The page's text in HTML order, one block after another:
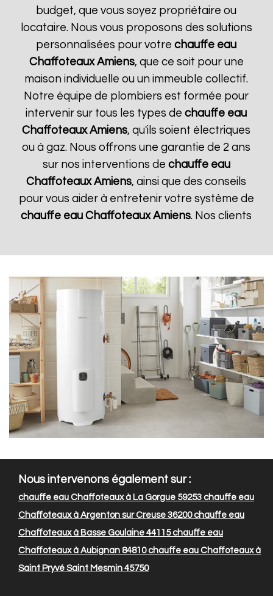
budget, que vous soyez propriétaire ou
locataire. Nous vous proposons des solutions
personnalisées pour votrechauffe eau
Chaffoteaux Amiens, que ce soit pour une
maison individuelle ou un immeuble collectif.
Notre équipe de plombiers est formée pour
intervenir sur tous les types dechauffe eau
Chaffoteaux Amiens, qu'ils soient électriques
ou à gaz. Nous offrons une garantie de 2 ans
sur nos interventions de chauffe eau
Chaffoteaux Amiens, ainsi que des conseils
pour vous aider à entretenir votre système de
chauffe eau Chaffoteaux Amiens. Nos clients
Nous intervenons également sur :
chauffe eau Chaffoteaux à La Gorgue 59253 chauffe eau
Chaffoteaux à Argenton sur Creuse 36200chauffe eau
Chaffoteaux à Basse Goulaine 44115chauffe eau
Chaffoteaux à Aubignan 84810chauffe eau Chaffoteaux à
Saint Pryvé Saint Mesmin 45750